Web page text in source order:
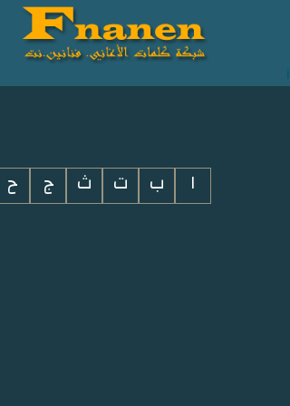
i
ا ب ت ث ج ح